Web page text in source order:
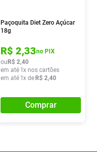
Paçoquita Diet Zero Açúcar
18g
R$ 2,33no PIX
ou R$ 2,40
em até 1x nos cartões
em até 1x de R$ 2,40
Comprar